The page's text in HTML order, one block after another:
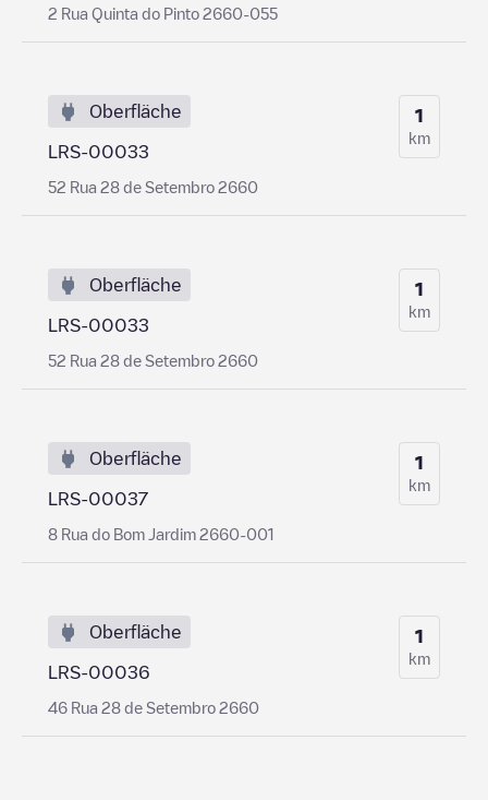
2 Rua Quinta do Pinto 2660-055
Oberfläche
LRS-00033
52 Rua 28 de Setembro 2660
1
km
Oberfläche
LRS-00033
52 Rua 28 de Setembro 2660
1
km
Oberfläche
LRS-00037
8 Rua do Bom Jardim 2660-001
1
km
Oberfläche
LRS-00036
46 Rua 28 de Setembro 2660
1
km